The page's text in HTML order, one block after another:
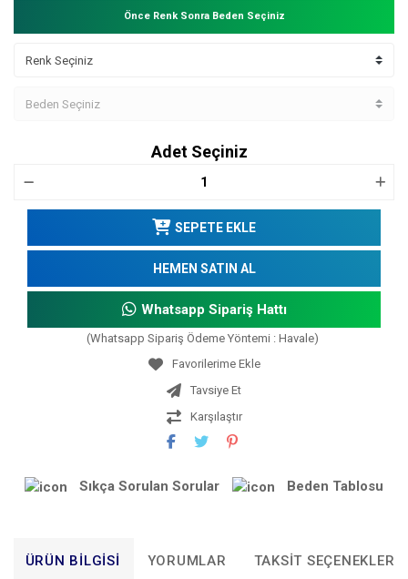
Önce Renk Sonra Beden Seçiniz
Adet Seçiniz
SEPETE EKLE
HEMEN SATIN AL
Whatsapp Sipariş Hattı
(Whatsapp Sipariş Ödeme Yöntemi : Havale)
Tavsiye Et
Karşılaştır
Sıkça Sorulan Sorular Beden Tablosu
ÜRÜN BILGISI YORUMLAR TAKSIT SEÇENEKLERI